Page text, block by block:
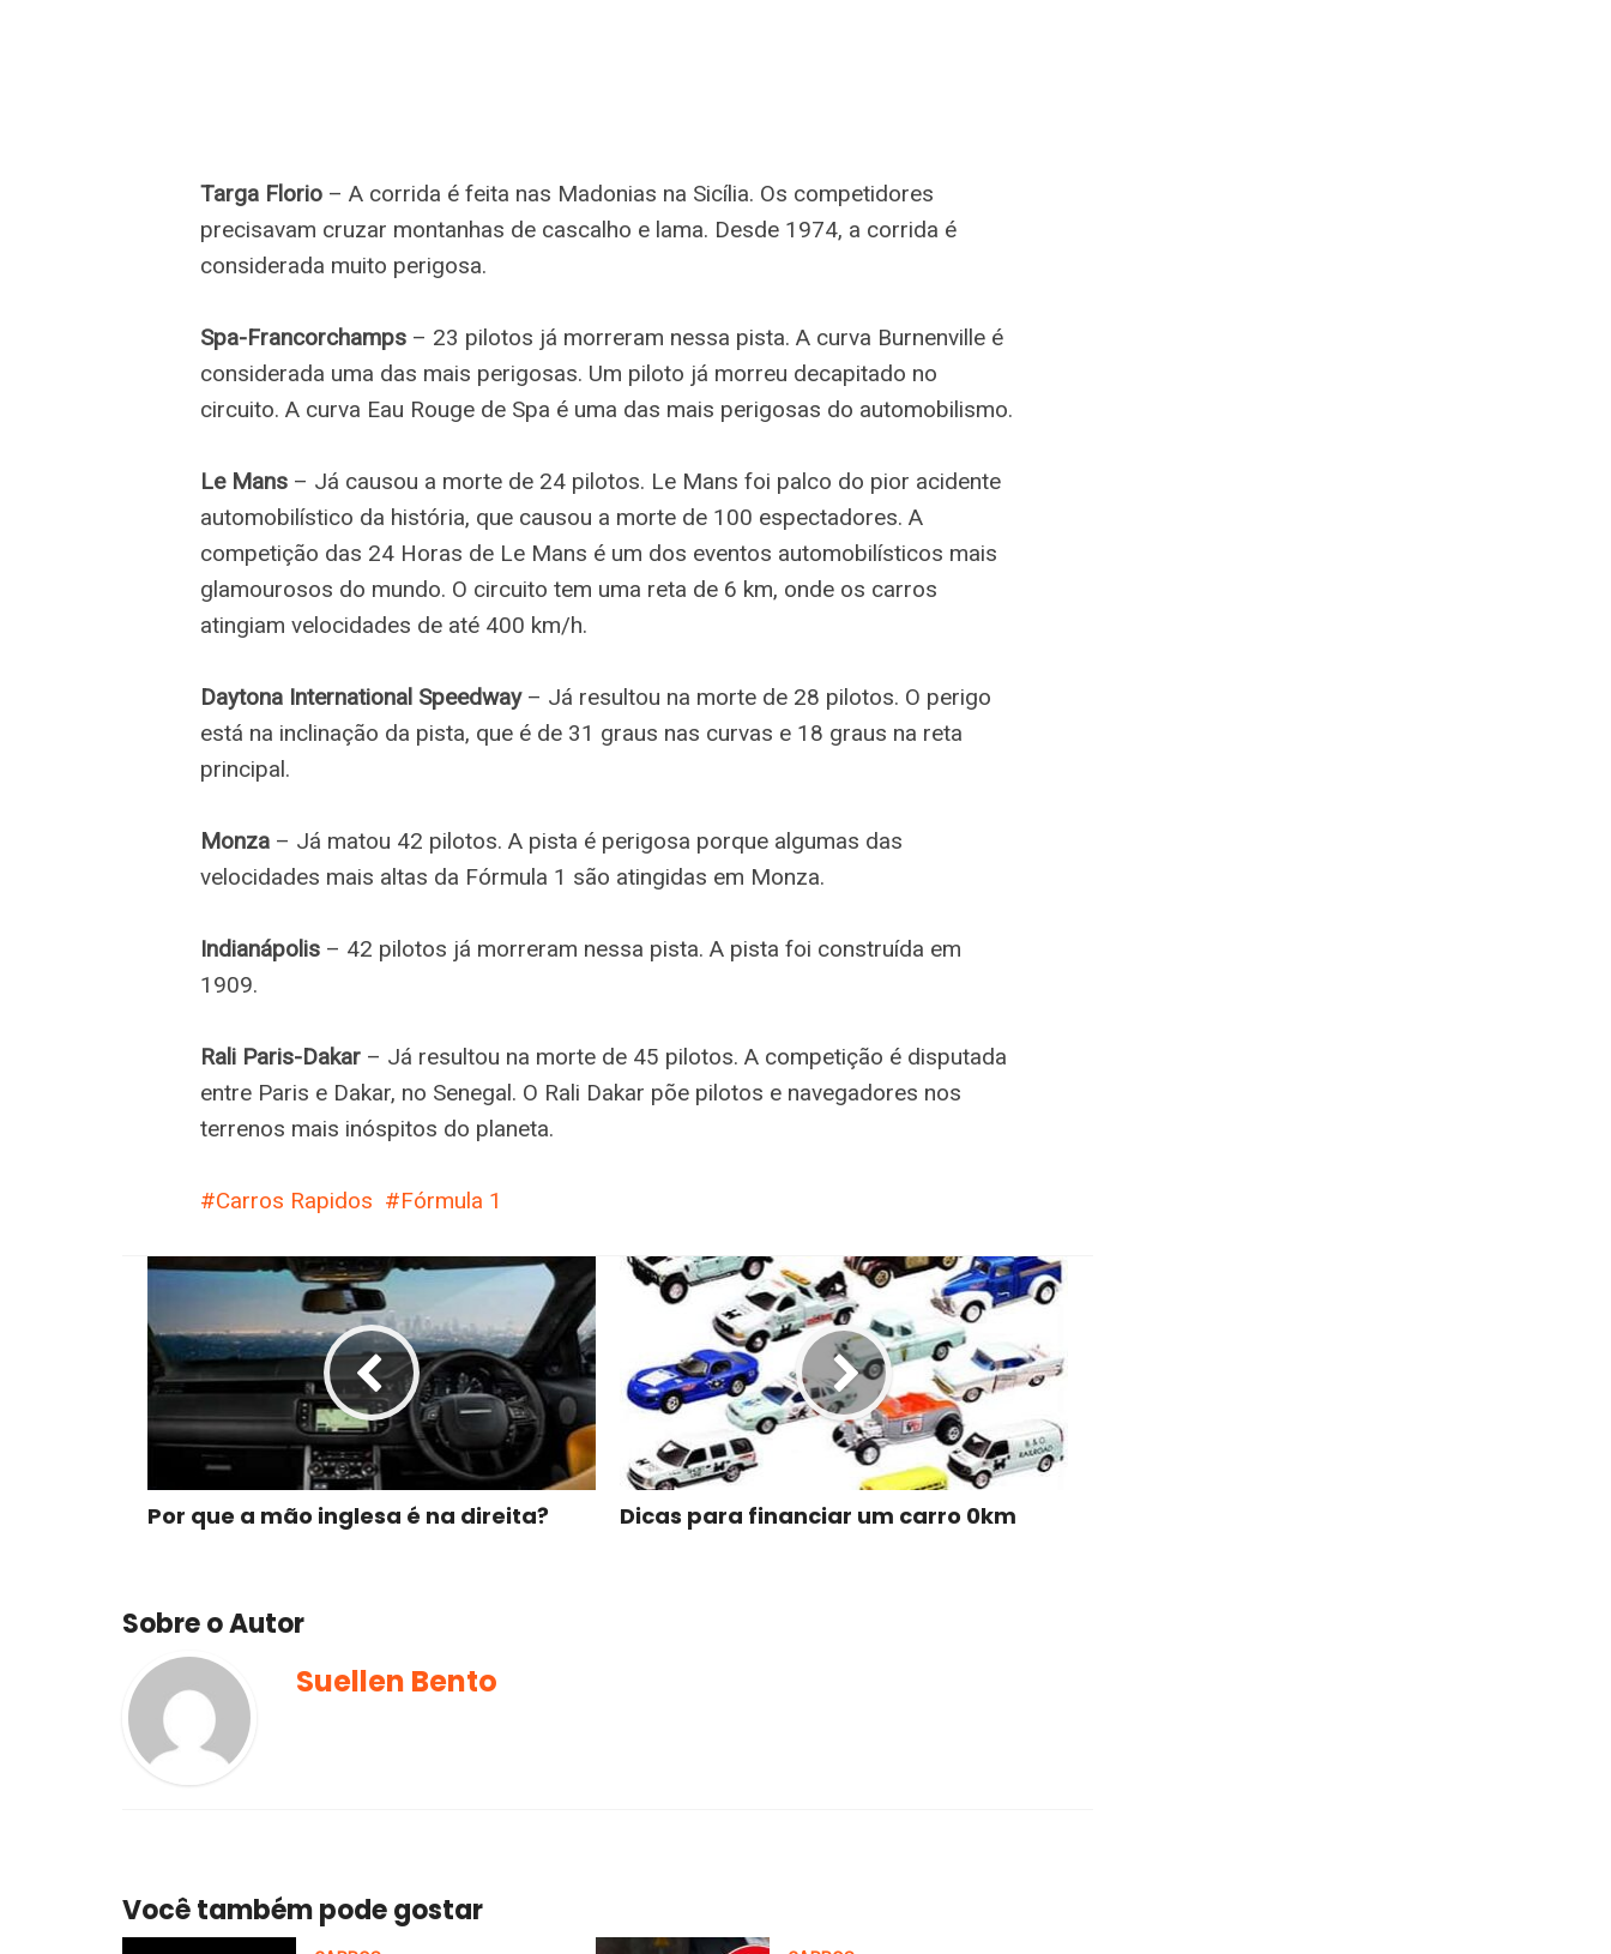
Targa Florio – A corrida é feita nas Madonias na Sicília. Os competidores
precisavam cruzar montanhas de cascalho e lama. Desde 1974, a corrida é
considerada muito perigosa.
Spa-Francorchamps – 23 pilotos já morreram nessa pista. A curva Burnenville é
considerada uma das mais perigosas. Um piloto já morreu decapitado no
circuito. A curva Eau Rouge de Spa é uma das mais perigosas do automobilismo.
Le Mans – Já causou a morte de 24 pilotos. Le Mans foi palco do pior acidente
automobilístico da história, que causou a morte de 100 espectadores. A
competição das 24 Horas de Le Mans é um dos eventos automobilísticos mais
glamourosos do mundo. O circuito tem uma reta de 6 km, onde os carros
atingiam velocidades de até 400 km/h.
Daytona International Speedway– Já resultou na morte de 28 pilotos. O perigo
está na inclinação da pista, que é de 31 graus nas curvas e 18 graus na reta
principal.
Monza – Já matou 42 pilotos. A pista é perigosa porque algumas das
velocidades mais altas da Fórmula 1 são atingidas em Monza.
Indianápolis – 42 pilotos já morreram nessa pista. A pista foi construída em
1909.
Rali Paris-Dakar – Já resultou na morte de 45 pilotos. A competição é disputada
entre Paris e Dakar, no Senegal. O Rali Dakar põe pilotos e navegadores nos
terrenos mais inóspitos do planeta.
Carros Rapidos Fórmula 1
Por que a mão inglesa é na direita? Dicas para financiar um carro 0km
Sobre o Autor
Suellen Bento
Você também pode gostar